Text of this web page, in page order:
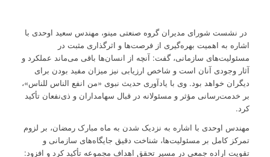
در نشست شورای مدیران گروه صنعتی مینو، مهندس سعید اوحدی با
اشاره به اهمیت بهره‌گیری از فرصت‌ها و اثرگذاری مثبت در
مسئولیت‌های سازمانی، گفت: آنچه از انسان‌ها باقی می‌ماند عملکرد و
آثار وجودی آنان است و شاخص ارزیابی نیز میزان مفید بودن برای
دیگران خواهد بود. وی با یادآوری حدیث نبوی «من انفع الناس للناس»،
بر خدمت‌رسانی مؤثر و مسئولانه در قبال سهامداران و ذی‌نفعان تأکید
کرد.
مهندس اوحدی با اشاره به نزدیک شدن به ماه مبارک رمضان، بر لزوم
تمرکز کامل بر مسئولیت‌ها، شناخت دقیق جایگاه‌های سازمانی و
تقویت اراده جمعی در مسیر تحقق اهداف مجموعه تأکید کرد و افزود: